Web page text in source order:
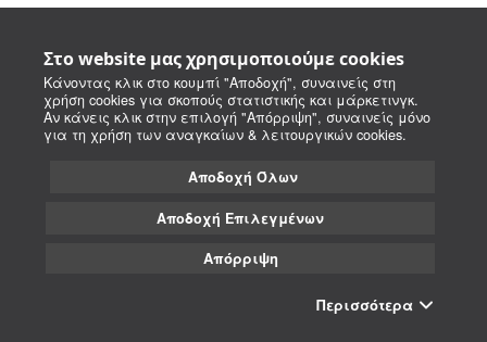
Στο website μας χρησιμοποιούμε cookies
Κάνοντας κλικ στο κουμπί "Αποδοχή", συναινείς στη
χρήση cookies για σκοπούς στατιστικής και μάρκετινγκ.
Αν κάνεις κλικ στην επιλογή "Απόρριψη", συναινείς μόνο
για τη χρήση των αναγκαίων & λειτουργικών cookies.
Αποδοχή Όλων
Αποδοχή Επιλεγμένων
Απόρριψη
Περισσότερα